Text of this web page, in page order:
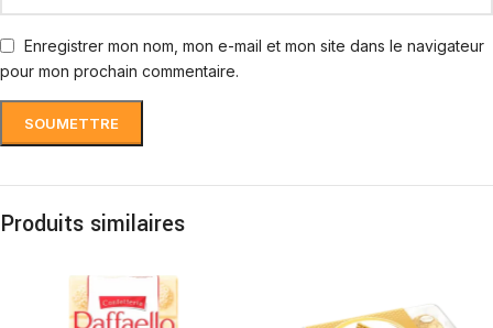
Enregistrer mon nom, mon e-mail et mon site dans le navigateur
pour mon prochain commentaire.
Produits similaires